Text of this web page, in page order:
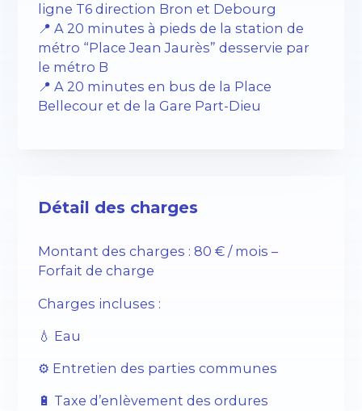
ligne T6 direction Bron et Debourg
📍 A 20 minutes à pieds de la station de
métro “Place Jean Jaurès” desservie par
le métro B
📍 A 20 minutes en bus de la Place
Bellecour et de la Gare Part-Dieu
Détail des charges
Montant des charges : 80 € / mois –
Forfait de charge
Charges incluses :
💧 Eau
⚙️ Entretien des parties communes
🔋 Taxe d’enlèvement des ordures